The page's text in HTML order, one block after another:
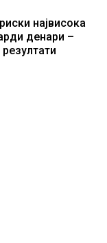
највисока
денари –